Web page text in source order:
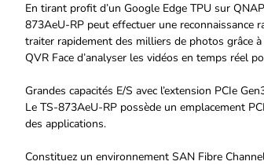
En tirant profit d’un Google Edge TPU sur
873AeU-RP peut effectuer une reconnaissance
traiter rapidement des milliers de photos grâce
QVR Face d’analyser les vidéos en temps réel
Grandes capacités E/S avec l’extension PCIe
Le TS-873AeU-RP possède un emplacement
des applications.
Constituez un environnement SAN Fibre